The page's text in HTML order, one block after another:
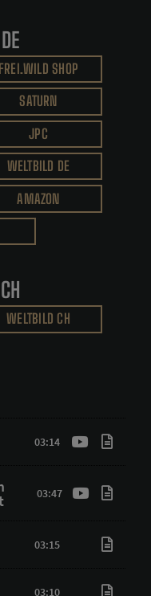
FREI.WILD SHOP
SATURN
JPC
WELTBILD DE
AMAZON
WELTBILD CH
03:14
03:47
03:15
03:10